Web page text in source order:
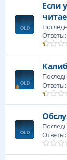
Если
Ответы:
Ответы:
Ответы: